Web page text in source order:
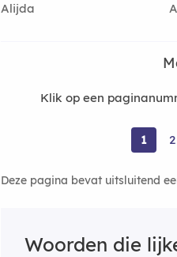
Alijda
Klik op een
1 2
Deze pagina bevat uitsluitend
Woorden die